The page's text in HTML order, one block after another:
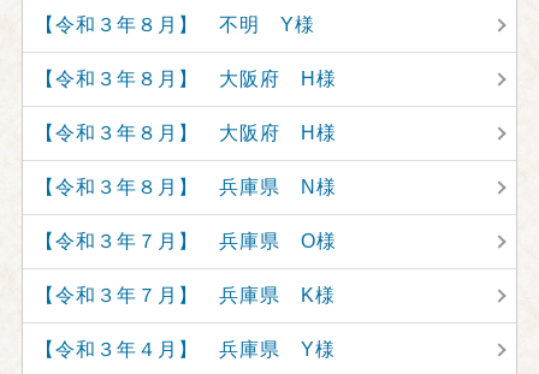
【令和３年８月】 不明 Y様
【令和３年８月】 大阪府 H様
【令和３年８月】 大阪府 H様
【令和３年８月】 兵庫県 N様
【令和３年７月】 兵庫県 O様
【令和３年７月】 兵庫県 K様
【令和３年４月】 兵庫県 Y様